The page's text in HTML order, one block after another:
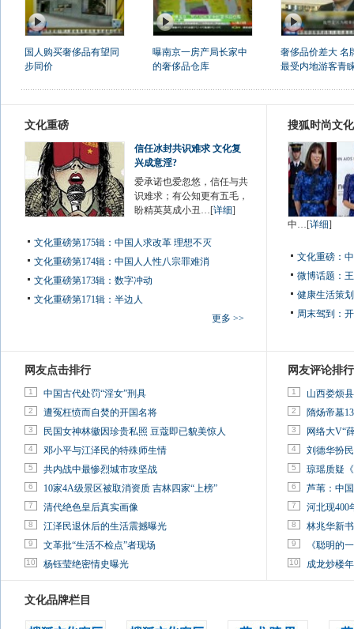
国人购买奢侈品有望同
步同价
曝南京一房产局长家中
的奢侈品仓库
奢侈品价差大 名
最受内地游客青
文化重磅
信任冰封共识难求 文化复
兴成意淫?
爱承诺也爱忽悠，信任与共
识难求；有公知更有五毛，
盼精英莫成小丑…[详细]
文化重磅第175辑：中国人求改革 理想不灭
文化重磅第174辑：中国人人性八宗罪难消
文化重磅第173辑：数字冲动
文化重磅第171辑：半边人
更多 >>
搜狐时尚文
中…[详细]
文化重磅：
微博话题：
健康生活策
周末驾到：
网友点击排行
1 中国古代处罚“淫女”刑具
2 遭冤枉愤而自焚的开国名将
3 民国女神林徽因珍贵私照 豆蔻即已貌美惊人
4 邓小平与江泽民的特殊师生情
5 共内战中最惨烈城市攻坚战
6 10家4A级景区被取消资质 吉林四家“上榜”
7 清代绝色皇后真实画像
8 江泽民退休后的生活震撼曝光
9 文革批“生活不检点”者现场
10 杨钰莹绝密情史曝光
网友评论排行
1 山西娄烦
2 隋炀帝墓
3 网络大V“
4 刘德华扮
5 琼瑶质疑
6 芦苇：中
7 河北现400
8 林兆华新
9 《聪明的
10 成龙炒楼
文化品牌栏目